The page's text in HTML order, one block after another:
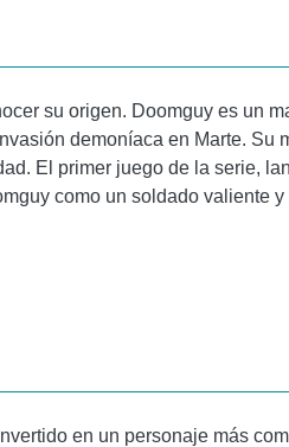
su origen. Doomguy es un
demoníaca en Marte. Su
El primer juego de la serie,
como un soldado valiente y
en un personaje más